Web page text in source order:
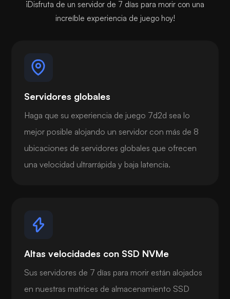
¡Disfruta de un servidor de 7 días para morir con una
increíble experiencia de juego hoy!
Servidores globales
Haga que su experiencia de juego 7d2d sea lo
mejor posible alojando un servidor con más de 8
ubicaciones de servidores globales que ofrecen
una velocidad ultrarrápida y baja latencia.
Altas velocidades con SSD NVMe
Sus servidores de 7 días para morir están alojados
en nuestras matrices de almacenamiento SSD